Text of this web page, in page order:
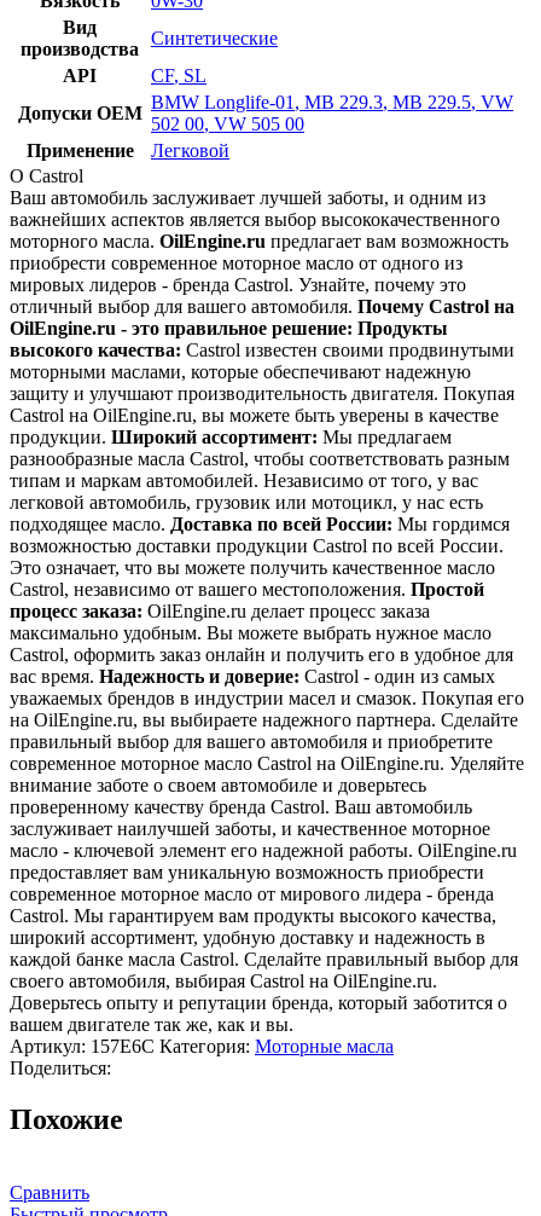
Вид
производства
Синтетические
API
CF, SL
Допуски OEM
BMW Longlife-01 , MB 229.3, MB 229.5, VW
502 00, VW 505 00
Применение
Легковой
О Castrol
Ваш автомобиль заслуживает лучшей заботы, и одним из
важнейших аспектов является выбор высококачественного
моторного масла. OilEngine.ru предлагает вам возможность
приобрести современное моторное масло от одного из
мировых лидеров - бренда Castrol. Узнайте, почему это
отличный выбор для вашего автомобиля. Почему Castrol на
OilEngine.ru - это правильное решение: Продукты
высокого качества: Castrol известен своими продвинутыми
моторными маслами, которые обеспечивают надежную
защиту и улучшают производительность двигателя. Покупая
Castrol на OilEngine.ru, вы можете быть уверены в качестве
продукции. Широкий ассортимент: Мы предлагаем
разнообразные масла Castrol, чтобы соответствовать разным
типам и маркам автомобилей. Независимо от того, у вас
легковой автомобиль, грузовик или мотоцикл, у нас есть
подходящее масло. Доставка по всей России: Мы гордимся
возможностью доставки продукции Castrol по всей России.
Это означает, что вы можете получить качественное масло
Castrol, независимо от вашего местоположения. Простой
процесс заказа: OilEngine.ru делает процесс заказа
максимально удобным. Вы можете выбрать нужное масло
Castrol, оформить заказ онлайн и получить его в удобное для
вас время. Надежность и доверие: Castrol - один из самых
уважаемых брендов в индустрии масел и смазок. Покупая его
на OilEngine.ru, вы выбираете надежного партнера. Сделайте
правильный выбор для вашего автомобиля и приобретите
современное моторное масло Castrol на OilEngine.ru. Уделяйте
внимание заботе о своем автомобиле и доверьтесь
проверенному качеству бренда Castrol. Ваш автомобиль
заслуживает наилучшей заботы, и качественное моторное
масло - ключевой элемент его надежной работы. OilEngine.ru
предоставляет вам уникальную возможность приобрести
современное моторное масло от мирового лидера - бренда
Castrol. Мы гарантируем вам продукты высокого качества,
широкий ассортимент, удобную доставку и надежность в
каждой банке масла Castrol. Сделайте правильный выбор для
своего автомобиля, выбирая Castrol на OilEngine.ru.
Доверьтесь опыту и репутации бренда, который заботится о
вашем двигателе так же, как и вы.
Артикул: 157E6C Категория: Моторные масла
Поделиться:
Похожие
Сравнить